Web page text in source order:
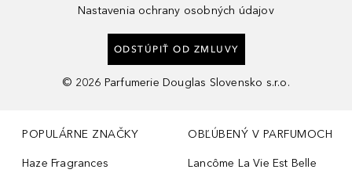
Nastavenia ochrany osobných údajov
ODSTÚPIŤ OD ZMLUVY
© 2026 Parfumerie Douglas Slovensko s.r.o.
POPULÁRNE ZNAČKY
Haze Fragrances
OBĽÚBENÝ V PARFUMOCH
Lancôme La Vie Est Belle